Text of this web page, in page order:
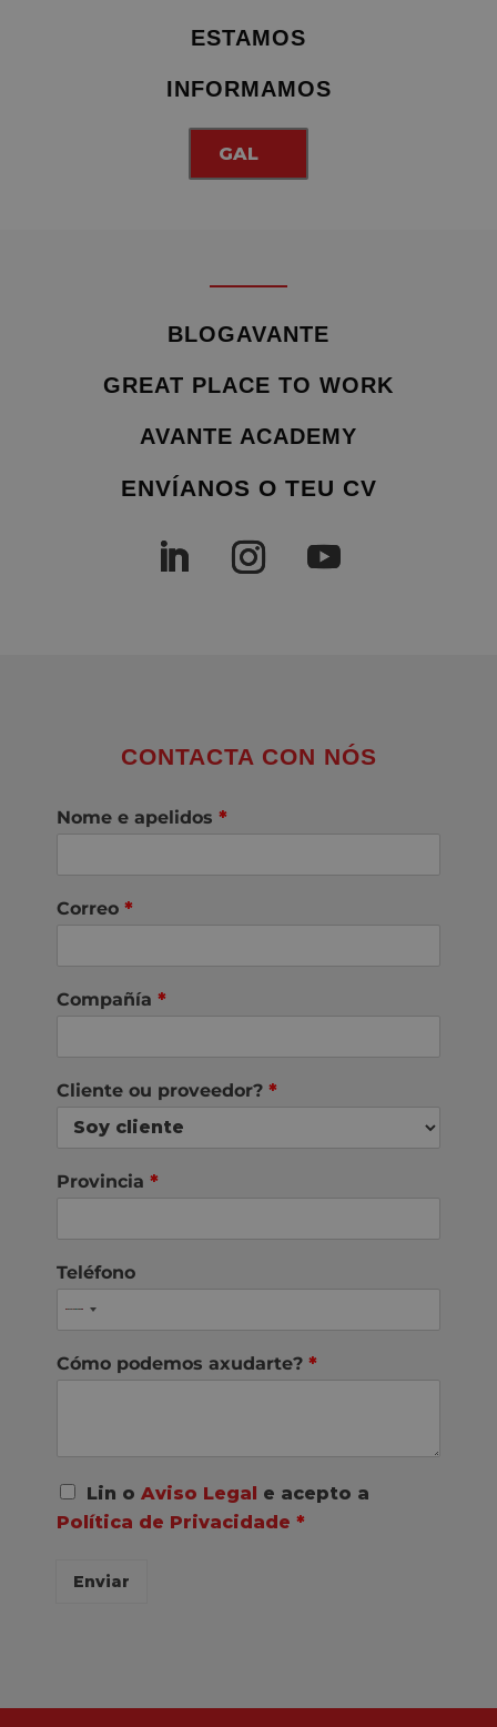
ESTAMOS
INFORMAMOS
GAL
BLOGAVANTE
GREAT PLACE TO WORK
AVANTE ACADEMY
ENVÍANOS O TEU CV
CONTACTA CON NÓS
Nome e apelidos *
Correo *
Compañía *
Cliente ou proveedor? *
Provincia *
Teléfono
Cómo podemos axudarte? *
A
o
*
Lin o Aviso Legal e acepto a
Política de Privacidade *
Enviar